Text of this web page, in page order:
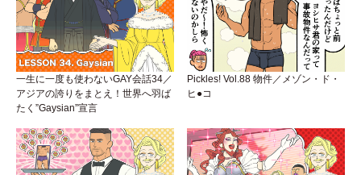
一生に一度も使わないGAY会話34／
アジアの誇りをまとえ！世界へ羽ば
たく”Gaysian”宣言
Pickles! Vol.88 物件／メゾン・ド・
ヒ●コ